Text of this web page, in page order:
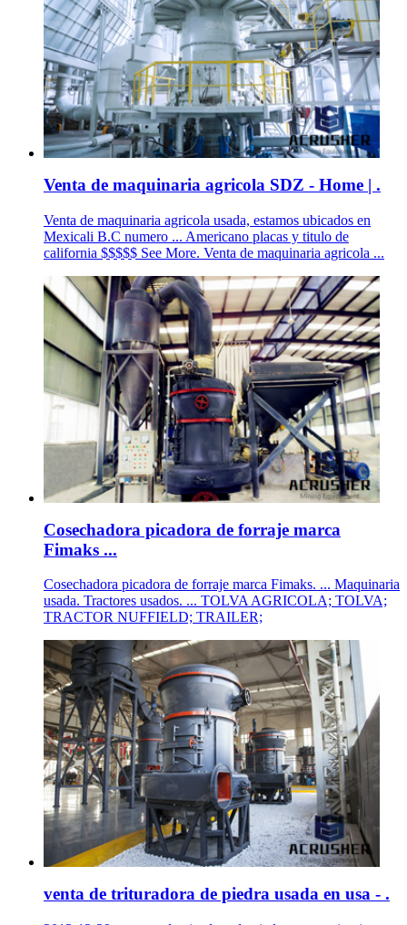
Venta de maquinaria agricola SDZ - Home | .
Venta de maquinaria agricola usada, estamos ubicados en
Mexicali B.C numero ... Americano placas y titulo de
california $$$$$ See More. Venta de maquinaria agricola ...
Cosechadora picadora de forraje marca
Fimaks ...
Cosechadora picadora de forraje marca Fimaks. ... Maquinaria
usada. Tractores usados. ... TOLVA AGRICOLA; TOLVA;
TRACTOR NUFFIELD; TRAILER;
venta de trituradora de piedra usada en usa - .